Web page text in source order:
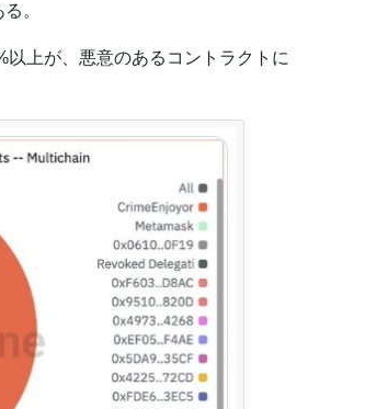
。
上が、悪意のあるコントラクトに